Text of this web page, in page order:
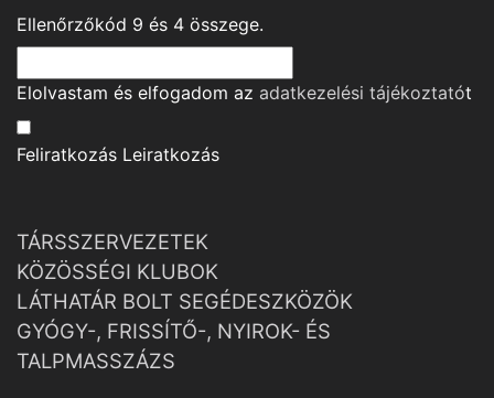
Ellenőrzőkód 9 és 4 összege.
Elolvastam és elfogadom az adatkezelési tájékoztatót
Feliratkozás Leiratkozás
TÁRSSZERVEZETEK
KÖZÖSSÉGI KLUBOK
LÁTHATÁR BOLT SEGÉDESZKÖZÖK
GYÓGY-, FRISSÍTŐ-, NYIROK- ÉS
TALPMASSZÁZS